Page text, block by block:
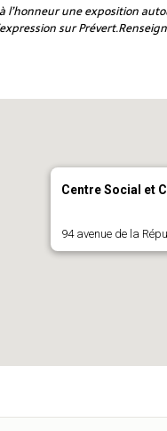
l’honneur une exposition
sur
Centre Social et
94 avenue de la